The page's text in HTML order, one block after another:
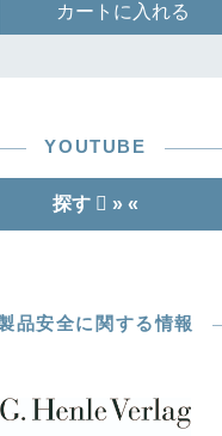
カートに入れる
YOUTUBE
探す » «
品安全に関する情報